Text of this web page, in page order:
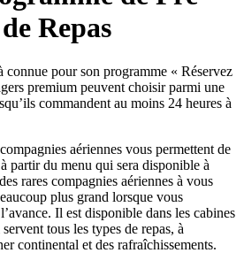
Repas
connue pour son programme « Réservez
premium peuvent choisir parmi une
commandent au moins 24 heures à
aériennes vous permettent de
partir du menu qui sera disponible à
rares compagnies aériennes à vous
plus grand lorsque vous
Il est disponible dans les cabines
tous les types de repas, à
continental et des rafraîchissements.